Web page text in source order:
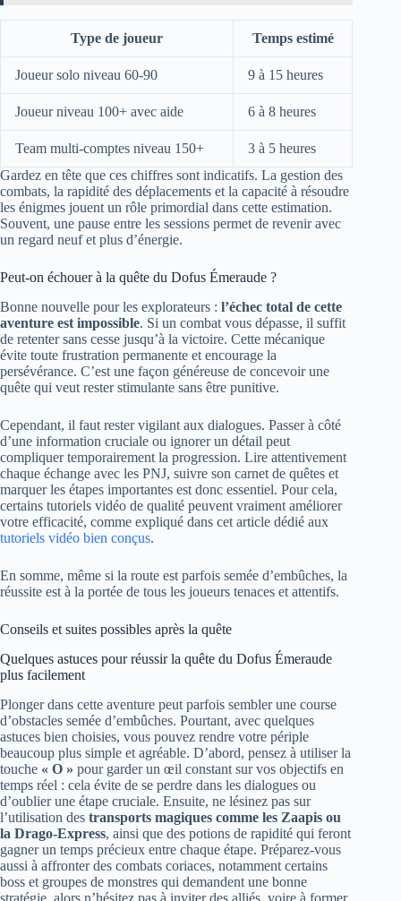
Type de joueur Temps estimé
Joueur solo niveau 60-90 9 à 15 heures
Joueur niveau 100+ avec aide 6 à 8 heures
Team multi-comptes niveau 150+
3 à 5 heures
Gardez en tête que ces chiffres sont indicatifs. La gestion des
combats, la rapidité des déplacements et la capacité à résoudre
les énigmes jouent un rôle primordial dans cette estimation.
Souvent, une pause entre les sessions permet de revenir avec
un regard neuf et plus d’énergie.
Peut-on échouer à la quête du Dofus Émeraude ?
Bonne nouvelle pour les explorateurs : l’échec total de cette
aventure est impossible. Si un combat vous dépasse, il suffit
de retenter sans cesse jusqu’à la victoire. Cette mécanique
évite toute frustration permanente et encourage la
persévérance. C’est une façon généreuse de concevoir une
quête qui veut rester stimulante sans être punitive.
Cependant, il faut rester vigilant aux dialogues. Passer à côté
d’une information cruciale ou ignorer un détail peut
compliquer temporairement la progression. Lire attentivement
chaque échange avec les PNJ, suivre son carnet de quêtes et
marquer les étapes importantes est donc essentiel. Pour cela,
certains tutoriels vidéo de qualité peuvent vraiment améliorer
votre efficacité, comme expliqué dans cet article dédié aux
tutoriels vidéo bien conçus.
En somme, même si la route est parfois semée d’embûches, la
réussite est à la portée de tous les joueurs tenaces et attentifs.
Conseils et suites possibles après la quête
Quelques astuces pour réussir la quête du Dofus Émeraude
plus facilement
Plonger dans cette aventure peut parfois sembler une course
d’obstacles semée d’embûches. Pourtant, avec quelques
astuces bien choisies, vous pouvez rendre votre périple
beaucoup plus simple et agréable. D’abord, pensez à utiliser la
touche « O » pour garder un œil constant sur vos objectifs en
temps réel : cela évite de se perdre dans les dialogues ou
d’oublier une étape cruciale. Ensuite, ne lésinez pas sur
l’utilisation des transports magiques comme les Zaapis ou
la Drago-Express, ainsi que des potions de rapidité qui feront
gagner un temps précieux entre chaque étape. Préparez-vous
aussi à affronter des combats coriaces, notamment certains
boss et groupes de monstres qui demandent une bonne
stratégie, alors n’hésitez pas à inviter des alliés, voire à former